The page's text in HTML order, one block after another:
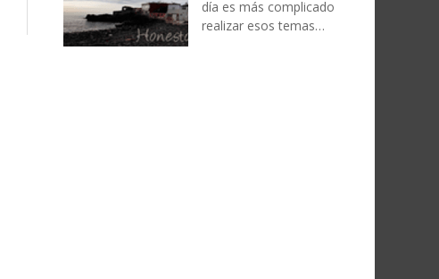
día es más complicado
realizar esos temas…